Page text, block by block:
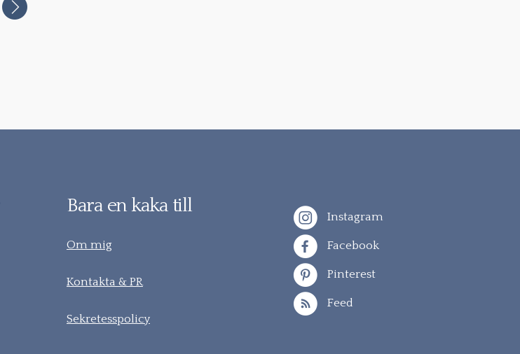
Bara en kaka till
Om mig
Kontakta & PR
Sekretesspolicy
Instagram
Facebook
Pinterest
Feed